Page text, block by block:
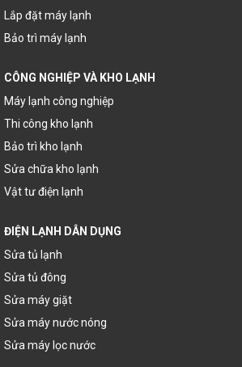
Lắp đặt máy lạnh
Bảo trì máy lạnh
CÔNG NGHIỆP VÀ KHO LẠNH
Máy lạnh công nghiệp
Thi công kho lạnh
Bảo trì kho lạnh
Sửa chữa kho lạnh
Vật tư điện lạnh
ĐIỆN LẠNH DÂN DỤNG
Sửa tủ lạnh
Sửa tủ đông
Sửa máy giặt
Sửa máy nước nóng
Sửa máy lọc nước